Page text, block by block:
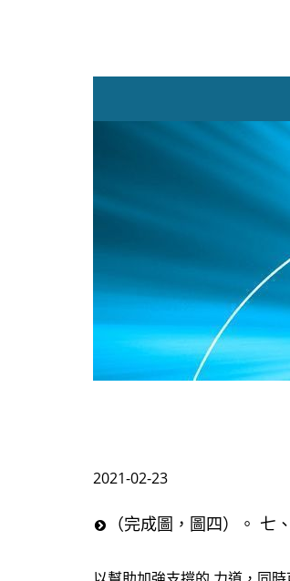
2021-02-23
（完成圖，圖四）。